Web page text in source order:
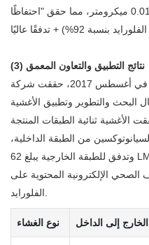
حجم مسام الطبقة الداخلية إلى 0.015 ميكرومتر، مما حقق "احتفاظًا
(3) نتائج التطبيق والتعاون المعمق
بعد أن سلمت شركة تروستك المغزل في أغسطس 2017، حققت شركة
والتطوير وتطبيق الأغشية
الأغشية ثنائية الطبقات المنتجة
من الطبقة الداخلية،
وتدفق للطبقة الخارجية يبلغ 62 LMH عند 0.1 ميجا باسكال، وانخفاضًا في
الإلكترونية المحتوية على
الفلورايد.
نوع الغشاء إلى الداخل